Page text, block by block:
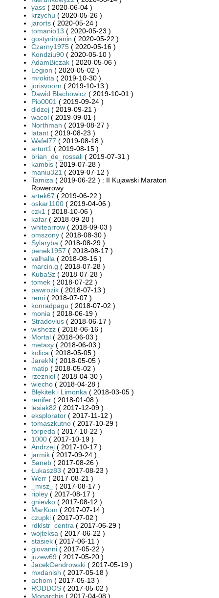
yass ( 2020-06-04 )
krzychu ( 2020-05-26 )
jarorts ( 2020-05-24 )
tomanio13 ( 2020-05-23 )
gostyninianin ( 2020-05-22 )
Czarny1975 ( 2020-05-16 )
Kondziu90 ( 2020-05-10 )
AdamBiczak ( 2020-05-06 )
Legion ( 2020-05-02 )
mrokita ( 2019-10-30 )
jorisvoorn ( 2019-10-13 )
Dawid Błachowicz ( 2019-10-01 )
Pio0001 ( 2019-09-24 )
didzej ( 2019-09-21 )
wacol ( 2019-09-01 )
Northman ( 2019-08-27 )
latant ( 2019-08-23 )
Wafel77 ( 2019-08-18 )
arturt1 ( 2019-08-15 )
brian_de_rossali ( 2019-07-31 )
kambis ( 2019-07-28 )
maniu321 ( 2019-07-12 )
Tamiza ( 2019-06-22 ) : II Kujawski Maraton
Rowerowy
artek67 ( 2019-06-22 )
oskar1100 ( 2019-04-06 )
czk1 ( 2018-10-06 )
kafar ( 2018-09-20 )
whitearrow ( 2018-09-03 )
omszony ( 2018-08-30 )
Sylaryba ( 2018-08-29 )
penek1957 ( 2018-08-17 )
valhalla ( 2018-08-16 )
marcin.g ( 2018-07-28 )
KubaSz ( 2018-07-28 )
tomek ( 2018-07-22 )
pawrozik ( 2018-07-13 )
remi ( 2018-07-07 )
konradpagu ( 2018-07-02 )
monia ( 2018-06-19 )
Stradovius ( 2018-06-17 )
wishezz ( 2018-06-16 )
Mortal ( 2018-06-03 )
metaxy ( 2018-06-03 )
kolica ( 2018-05-05 )
JarekN ( 2018-05-05 )
matip ( 2018-05-02 )
rzezniol ( 2018-04-30 )
wiecho ( 2018-04-28 )
Błękitek i Limonka ( 2018-03-05 )
renifer ( 2018-01-08 )
lesiak82 ( 2017-12-09 )
eksplorator ( 2017-11-12 )
tomaszkutno ( 2017-10-29 )
torpeda ( 2017-10-22 )
1000 ( 2017-10-19 )
Andrzej ( 2017-10-17 )
jarmik ( 2017-09-24 )
Saneb ( 2017-08-26 )
Łukasz83 ( 2017-08-23 )
Werr ( 2017-08-21 )
_misz_
( 2017-08-17 )
ripley ( 2017-08-17 )
gnievko ( 2017-08-12 )
MarKom ( 2017-07-14 )
czupki ( 2017-07-02 )
rdklstr_centra ( 2017-06-29 )
wojteksa ( 2017-06-22 )
stasiek ( 2017-06-11 )
giovanni ( 2017-05-22 )
juzew69 ( 2017-05-20 )
JacekCendrowski ( 2017-05-19 )
mxdanish ( 2017-05-18 )
achom ( 2017-05-13 )
RODDOS ( 2017-05-02 )
Monarchis ( 2017-04-08 )